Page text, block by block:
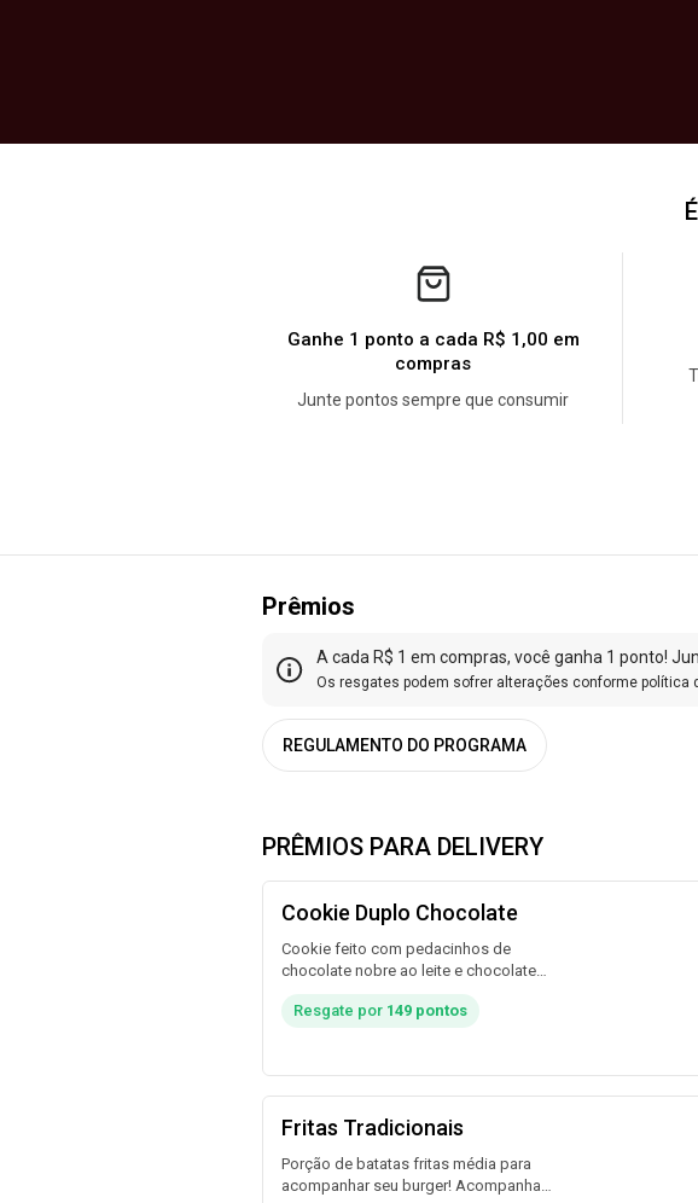
Ganhe 1 ponto a cada R$ 1,00 em
compras
Junte pontos sempre que consumir
Prêmios
A cada R$ 1 em compras, você ganha 1 ponto!
Os resgates podem sofrer alterações conforme política
REGULAMENTO DO PROGRAMA
PRÊMIOS PARA DELIVERY
Cookie Duplo Chocolate
Cookie feito com pedacinhos de
chocolate nobre ao leite e chocolate
fora e molhadinho por dentro.
Resgate por 149 pontos
Fritas Tradicionais
Porção de batatas fritas média para
acompanhar seu burger! Acompanha